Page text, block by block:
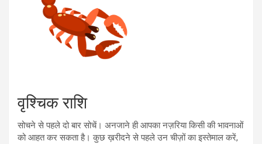
वृश्चिक राशि
सोचने से पहले दो बार सोचें। अनजाने ही आपका नज़रिया किसी की भावनाओं
को आहत कर सकता है। कुछ ख़रीदने से पहले उन चीज़ों का इस्तेमाल करें,